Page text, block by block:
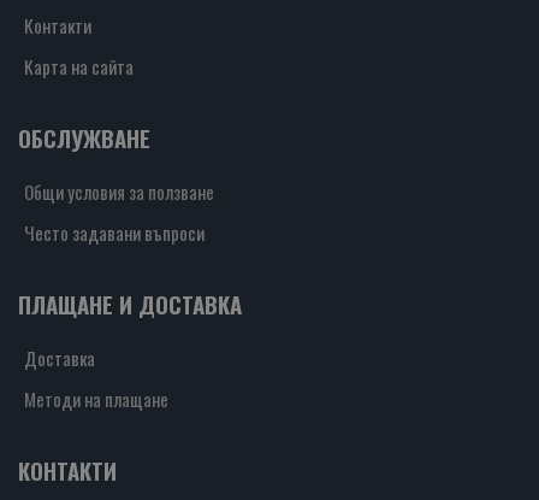
Контакти
Карта на сайта
ОБСЛУЖВАНЕ
Общи условия за ползване
Често задавани въпроси
ПЛАЩАНЕ И ДОСТАВКА
Доставка
Методи на плащане
КОНТАКТИ